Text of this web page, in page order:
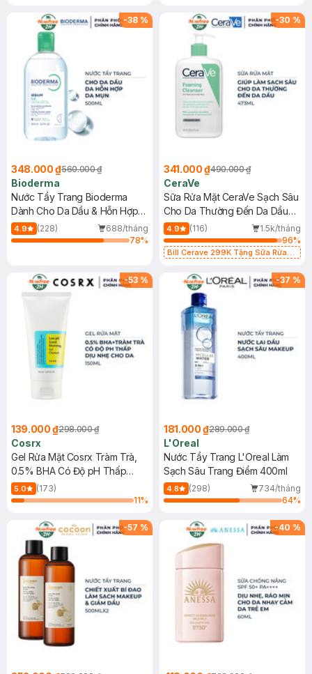
-38 %
348.000 ₫560.000 ₫
Bioderma
Nước Tẩy Trang Bioderma
Dành Cho Da Dầu & Hỗn Hợp
500ml
4.9 (228)
688/tháng
78%
-30 %
341.000 ₫490.000 ₫
CeraVe
Sữa Rửa Mặt CeraVe Sạch Sâu
Cho Da Thường Đến Da Dầu
473ml
4.9 (116)
1.5k/tháng
96%
Bill Cerave 299K Tặng Sữa Rửa
-53 %
139.000 ₫298.000 ₫
Cosrx
Gel Rửa Mặt Cosrx Tràm Trà,
0.5% BHA Có Độ pH Thấp
150ml
5.0
(173)
11%
-37 %
181.000 ₫289.000 ₫
L'Oreal
Nước Tẩy Trang L'Oreal Làm
Sạch Sâu Trang Điểm 400ml
4.8 (298)
734/tháng
64%
-57 % -40 %